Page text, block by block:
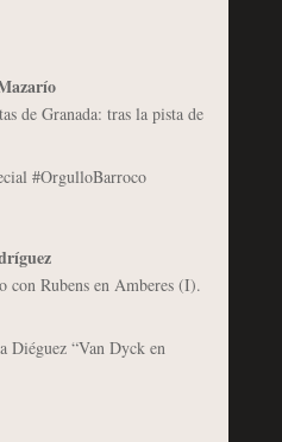
de Granada: tras la pista de
#OrgulloBarroco
con Rubens en Amberes (I).
Diéguez “Van Dyck en